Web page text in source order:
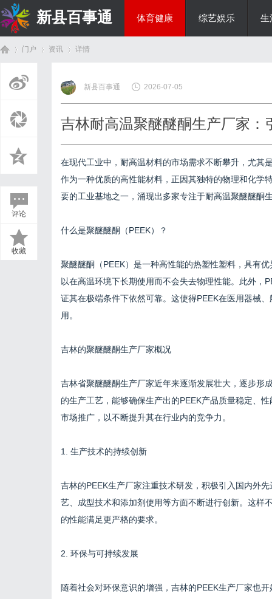
新县百事通 体育健康 综艺娱乐 生
门户 资讯
›
详情
评论
收藏
新县百事通 2026-07-05
吉林耐高温聚醚醚酮生产厂家：
在现代工业中，耐高温材料的市场需求不断攀升，尤其
作为一种优质的高性能材料，正因其独特的物理和化学
要的工业基地之一，涌现出多家专注于耐高温聚醚醚酮
什么是聚醚醚酮（PEEK）？
聚醚醚酮（PEEK）是一种高性能的热塑性塑料，具有
以在高温环境下长期使用而不会失去物理性能。此外，
证其在极端条件下依然可靠。这使得PEEK在医用器械
用。
吉林的聚醚醚酮生产厂家概况
吉林省聚醚醚酮生产厂家近年来逐渐发展壮大，逐步形
的生产工艺，能够确保生产出的PEEK产品质量稳定、
市场推广，以不断提升其在行业内的竞争力。
1. 生产技术的持续创新
吉林的PEEK生产厂家注重技术研发，积极引入国内外
艺、成型技术和添加剂使用等方面不断进行创新。这样
的性能满足更严格的要求。
2. 环保与可持续发展
随着社会对环保意识的增强，吉林的PEEK生产厂家也